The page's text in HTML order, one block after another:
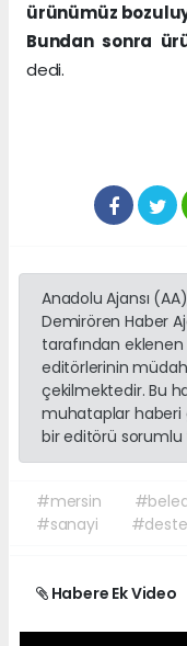
ürünümüz
Bundan sonra
dedi.
Anadolu Ajansı
Demirören Haber
tarafından
editörlerinin
çekilmektedir. Bu
muhataplar haberi
bir editörü sorumlu
#mersin
#sanayi
Habere Ek Video